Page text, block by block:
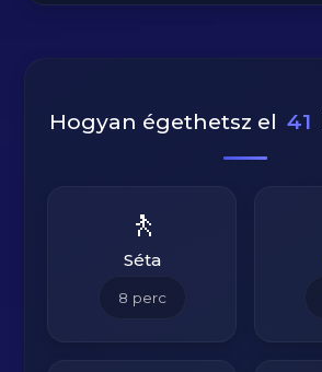
Hogyan égethetsz el 41
🚶
Séta
8 perc